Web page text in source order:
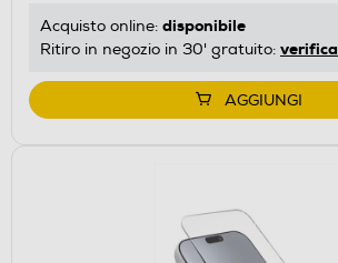
Acquisto online: disponibile
Ritiro in negozio in 30' gratuito: verifica
AGGIUNGI